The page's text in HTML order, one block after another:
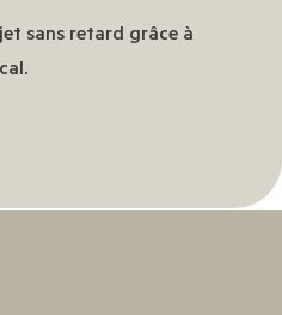
sans retard grâce à